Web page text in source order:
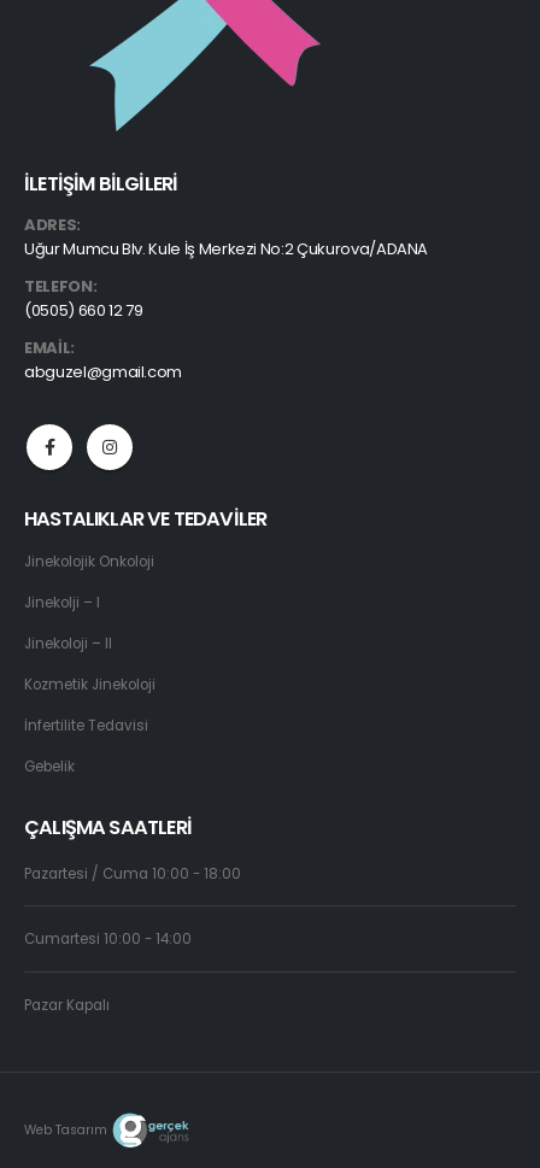
İLETİŞİM BİLGİLERİ
ADRES:
Uğur Mumcu Blv. Kule İş Merkezi No:2 Çukurova/ADANA
TELEFON:
(0505) 660 12 79
EMAIL:
abguzel@gmail.com
HASTALIKLAR VE TEDAVİLER
Jinekolojik Onkoloji
Jinekolji – I
Jinekoloji – II
Kozmetik Jinekoloji
İnfertilite Tedavisi
Gebelik
ÇALIŞMA SAATLERİ
Pazartesi / Cuma 10:00 - 18:00
Cumartesi 10:00 - 14:00
Pazar Kapalı
Web Tasarım